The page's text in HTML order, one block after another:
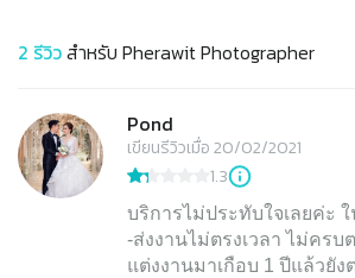
2 รีวิวสำหรับ Pherawit Photographer
Pond
เขียนรีวิวเมื่อ 20/02/2021
1.3
บริการไม่ประทับใจเลยค่ะ ใ
-ส่งงานไม่ตรงเวลา ไม่คร
แต่งงานมาเกือบ 1 ปีแล้วยัง